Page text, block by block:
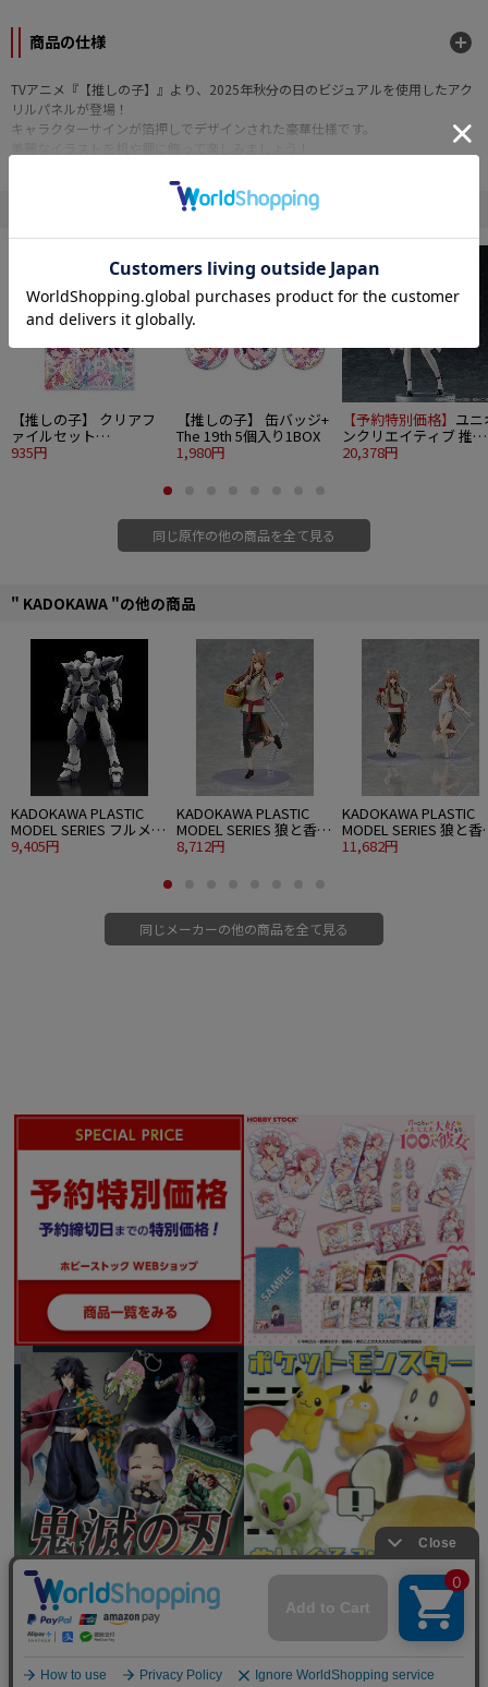
商品の仕様
TVアニメ『【推しの子】』より、2025年秋分の日のビジュアルを使用したアク
リルパネルが登場！
キャラクターサインが箔押しでデザインされた豪華仕様です。
■サイズ：約H148×W210mm
■素材：アクリル樹脂、アルミ
" 【推しの子】 "の他の商品
【推しの子】 クリアフ
ァイルセット
Valentine's Day & White
935円
【推しの子】 缶バッジ+
The 19th 5個入り1BOX
1,980円
【予約特別価格】 ユニ
ンクリエイティブ 推し
の子 1/6 ルビー 猫メイ
20,378円
同じ原作の他の商品を全て見る
" KADOKAWA "の他の商品
KADOKAWA PLASTIC
MODEL SERIES フルメタ
ル・パニック！ 1/48
9,405円
KADOKAWA PLASTIC
MODEL SERIES 狼と香辛
料 MERCHANT MEETS
8,712円
KADOKAWA PLASTIC
MODEL SERIES 狼と香
料 MERCHANT MEETS
11,682円
同じメーカーの他の商品を全て見る